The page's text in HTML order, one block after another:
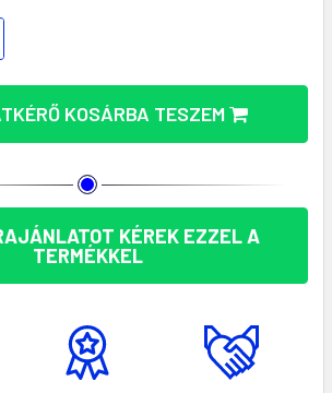
SZUBLIMÁCIÓS RETRÓ BÖGRE 200
SZUBLIMÁCIÓS RETRÓ
KOSÁRBA TESZEM
KÉREK EZZEL A
TERMÉKKEL